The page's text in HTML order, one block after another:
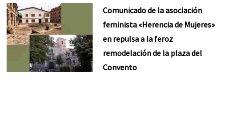
Comunicado de la asociación
feminista «Herencia de Mujeres»
en repulsa a la feroz
remodelación de la plaza del
Convento